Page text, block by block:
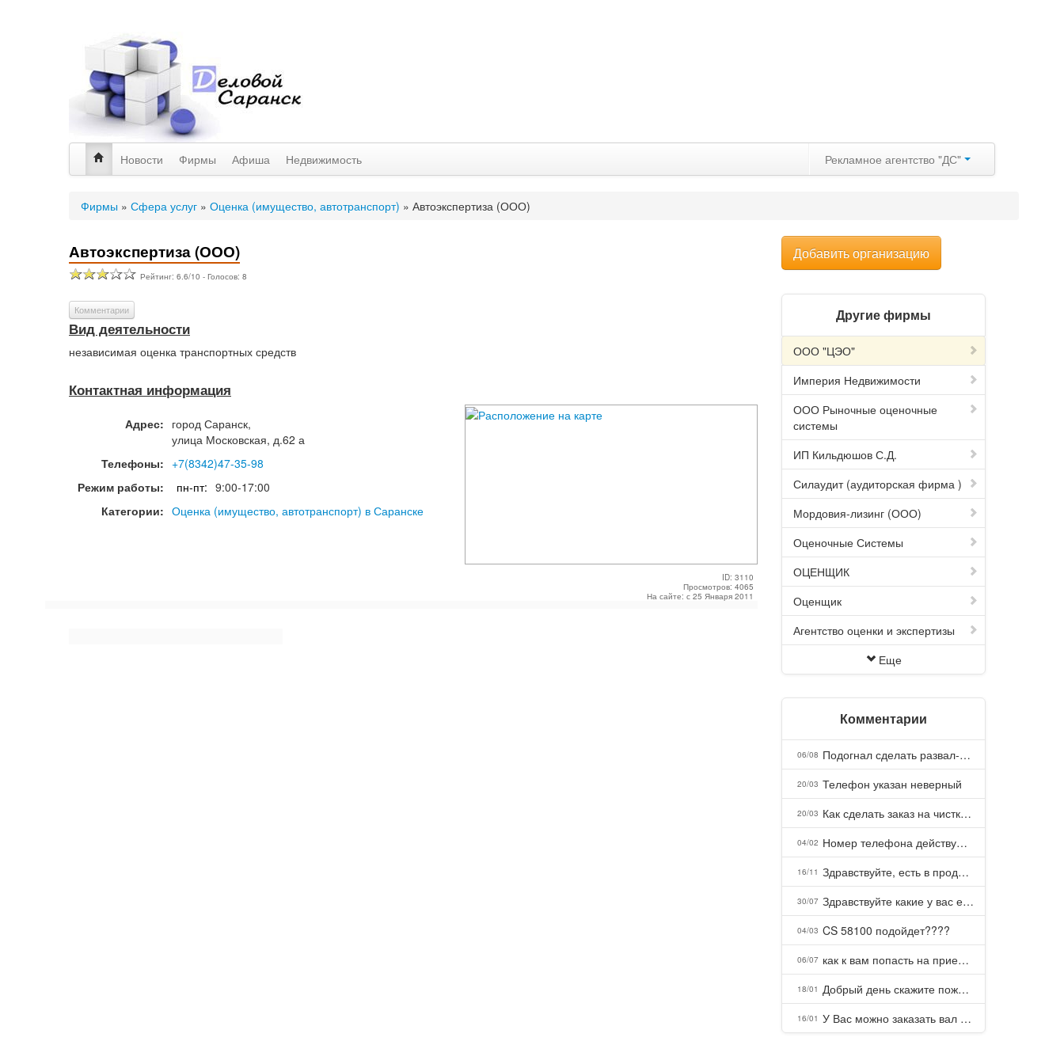
Новости Фирмы Афиша Недвижимость Рекламное агентство "ДС"
Фирмы » Сфера услуг » Оценка (имущество, автотранспорт) » Автоэкспертиза (ООО)
Автоэкспертиза (ООО)
Рейтинг: 6.6/10 - Голосов: 8
Комментарии
Вид деятельности
независимая оценка транспортных средств
Контактная информация
Адрес: город Саранск,
улица Московская, д.62 а
Телефоны: +7(8342)47-35-98
Режим работы:
пн-пт: 9:00-17:00
Категории: Оценка (имущество, автотранспорт) в Саранске
ID: 3110
Просмотров: 4065
На сайте: с 25 Января 2011
Добавить организацию
Другие фирмы
ООО "ЦЭО"
Империя Недвижимости
ООО Рыночные оценочные
системы
ИП Кильдюшов С.Д.
Силаудит (аудиторская фирма )
Мордовия-лизинг (ООО)
Оценочные Системы
ОЦЕНЩИК
Оценщик
Агентство оценки и экспертизы
Еще
Комментарии
06/08 Подогнал сделать развал-схождение, сделали- машина уходит на право и колеса проверил все хорошо с атмосферами ужас как можно делать авто, не ужели не берегут свою репутацию, не советую.
20/03 Телефон указан неверный
20/03 Как сделать заказ на чистку пуховых подушек?
04/02 Номер телефона действующий можно узнать почему номер неправельный
16/11 Здравствуйте, есть в продаже? Есть доставка до Казани?
30/07 Здравствуйте какие у вас есть курсы и какая цена, ?
04/03 CS 58100 подойдет????
06/07 как к вам попасть на прием? Или дозвониться, трубку не берете.
18/01 Добрый день скажите пожалуйста как можно с вами связаться . Телефон не отвечает .Заказала кухню в тц Хороший есть претензии а менеджер контактов не дает .Что делать?
16/01 У Вас можно заказать вал шлицевой от косилки заря для мтз, который соединяет мотоблок с косилкой.?